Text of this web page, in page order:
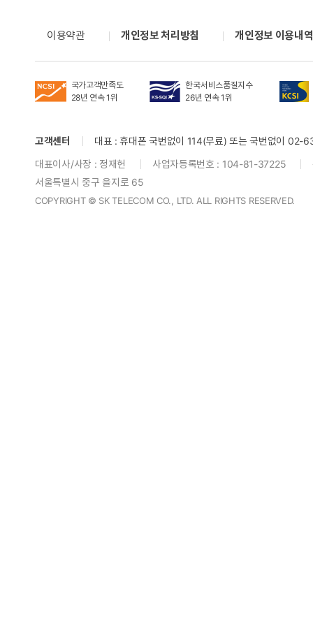
이용약관 개인정보 처리방침 개인정보 이용내역
국가고객만족도
28년 연속 1위
한국서비스품질지수
26년 연속 1위
고객센터
대표 : 휴대폰 국번없이 114(무료) 또는 국번없이
대표이사/사장 : 정재헌
사업자등록번호 : 104-81-37225
서울특별시 중구 을지로 65
COPYRIGHT © SK TELECOM CO., LTD. ALL RIGHTS RESERVED.